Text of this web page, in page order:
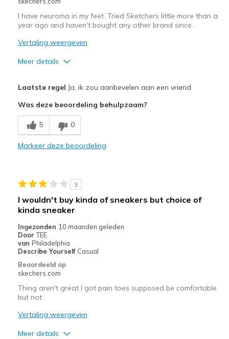
I have neuroma in my feet. Tried Sketchers little more than a
year ago and haven't bought any other brand since.
Vertaling weergeven
Meer details
Beste toepassingen
Casual Wear
View On Shoes
Shoes are for Wearing
Laatste regel Ja, ik zou aanbevelen aan een vriend
Was deze beoordeling behulpzaam?
5 0
Markeer deze beoordeling
3
I wouldn't buy kinda of sneakers but choice of
kinda sneaker
Ingezonden 10 maanden geleden
Door TEE
van Philadelphia
Describe Yourself Casual
Beoordeeld op
skechers.com
Thing aren't great I got pain toes supposed be comfortable
but not
Vertaling weergeven
Meer details